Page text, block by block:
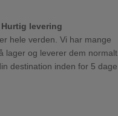
Hurtig levering
hele verden. Vi har mange
lager og leverer dem normalt
destination inden for 5 dage.